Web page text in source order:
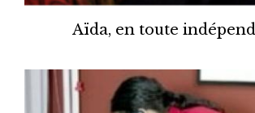
Aïda, en toute